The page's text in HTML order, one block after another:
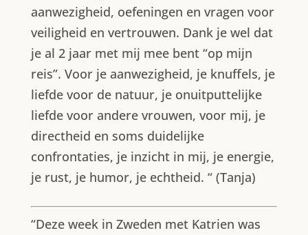
aanwezigheid, oefeningen en vragen voor
veiligheid en vertrouwen. Dank je wel dat
je al 2 jaar met mij mee bent “op mijn
reis”. Voor je aanwezigheid, je knuffels, je
liefde voor de natuur, je onuitputtelijke
liefde voor andere vrouwen, voor mij, je
directheid en soms duidelijke
confrontaties, je inzicht in mij, je energie,
je rust, je humor, je echtheid. “ (Tanja)
“Deze week in Zweden met Katrien was